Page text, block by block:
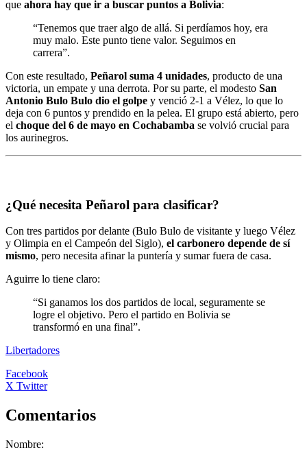
que ahora hay que ir a buscar puntos a Bolivia:
“Tenemos que traer algo de allá. Si perdíamos hoy, era
muy malo. Este punto tiene valor. Seguimos en
carrera”.
Con este resultado, Peñarol suma 4 unidades, producto de una
victoria, un empate y una derrota. Por su parte, el modesto San
Antonio Bulo Bulo dio el golpe y venció 2-1 a Vélez, lo que lo
deja con 6 puntos y prendido en la pelea. El grupo está abierto, pero
el choque del 6 de mayo en Cochabamba se volvió crucial para
los aurinegros.
¿Qué necesita Peñarol para clasificar?
Con tres partidos por delante (Bulo Bulo de visitante y luego Vélez
y Olimpia en el Campeón del Siglo), el carbonero depende de sí
mismo, pero necesita afinar la puntería y sumar fuera de casa.
Aguirre lo tiene claro:
“Si ganamos los dos partidos de local, seguramente se
logre el objetivo. Pero el partido en Bolivia se
transformó en una final”.
Libertadores
Facebook
X Twitter
Comentarios
Nombre: